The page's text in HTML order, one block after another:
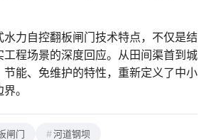
力自控翻板闸门技术特点，不仅是结
程场景的深度回应。从田间渠首到城
能、免维护的特性，重新定义了中小
。
闸门 河道钢坝